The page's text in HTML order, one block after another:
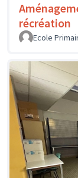
récréation
Ecole